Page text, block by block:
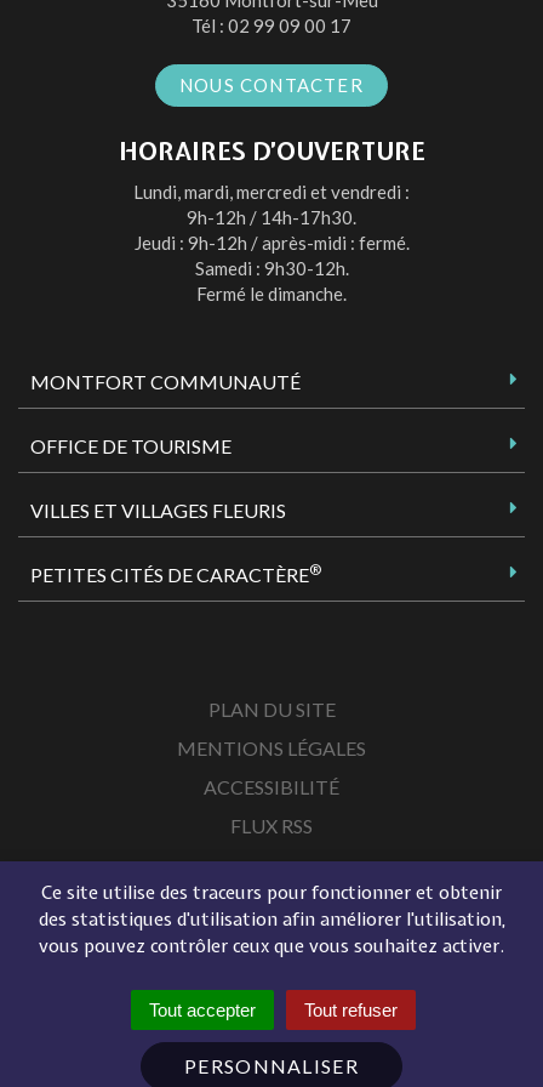
Ce site utilise des traceurs pour fonctionner et obtenir
des statistiques d'utilisation afin améliorer l'utilisation,
vous pouvez contrôler ceux que vous souhaitez activer.
Tout accepter Tout refuser
PERSONNALISER
Tél : 02 99 09 00 17
NOUS CONTACTER
HORAIRES D’OUVERTURE
Lundi, mardi, mercredi et vendredi :
9h-12h / 14h-17h30.
Jeudi : 9h-12h / après-midi : fermé.
Samedi : 9h30-12h.
Fermé le dimanche.
MONTFORT COMMUNAUTÉ
OFFICE DE TOURISME
VILLES ET VILLAGES FLEURIS
PETITES CITÉS DE CARACTÈRE®
PLAN DU SITE
MENTIONS LÉGALES
ACCESSIBILITÉ
FLUX RSS